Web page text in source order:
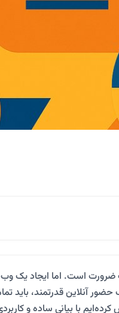
است. اما ایجاد یک
آنلاین قدرتمند، باید
با بیانی ساده و